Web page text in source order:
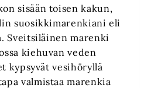
sisään toisen kakun,
suosikkimarenkiani eli
Sveitsiläinen marenki
kiehuvan veden
kypsyvät vesihöryllä
valmistaa marenkia